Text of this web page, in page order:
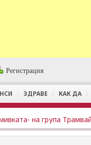
Регистрация
ЗДРАВЕ КАК ДА
на група